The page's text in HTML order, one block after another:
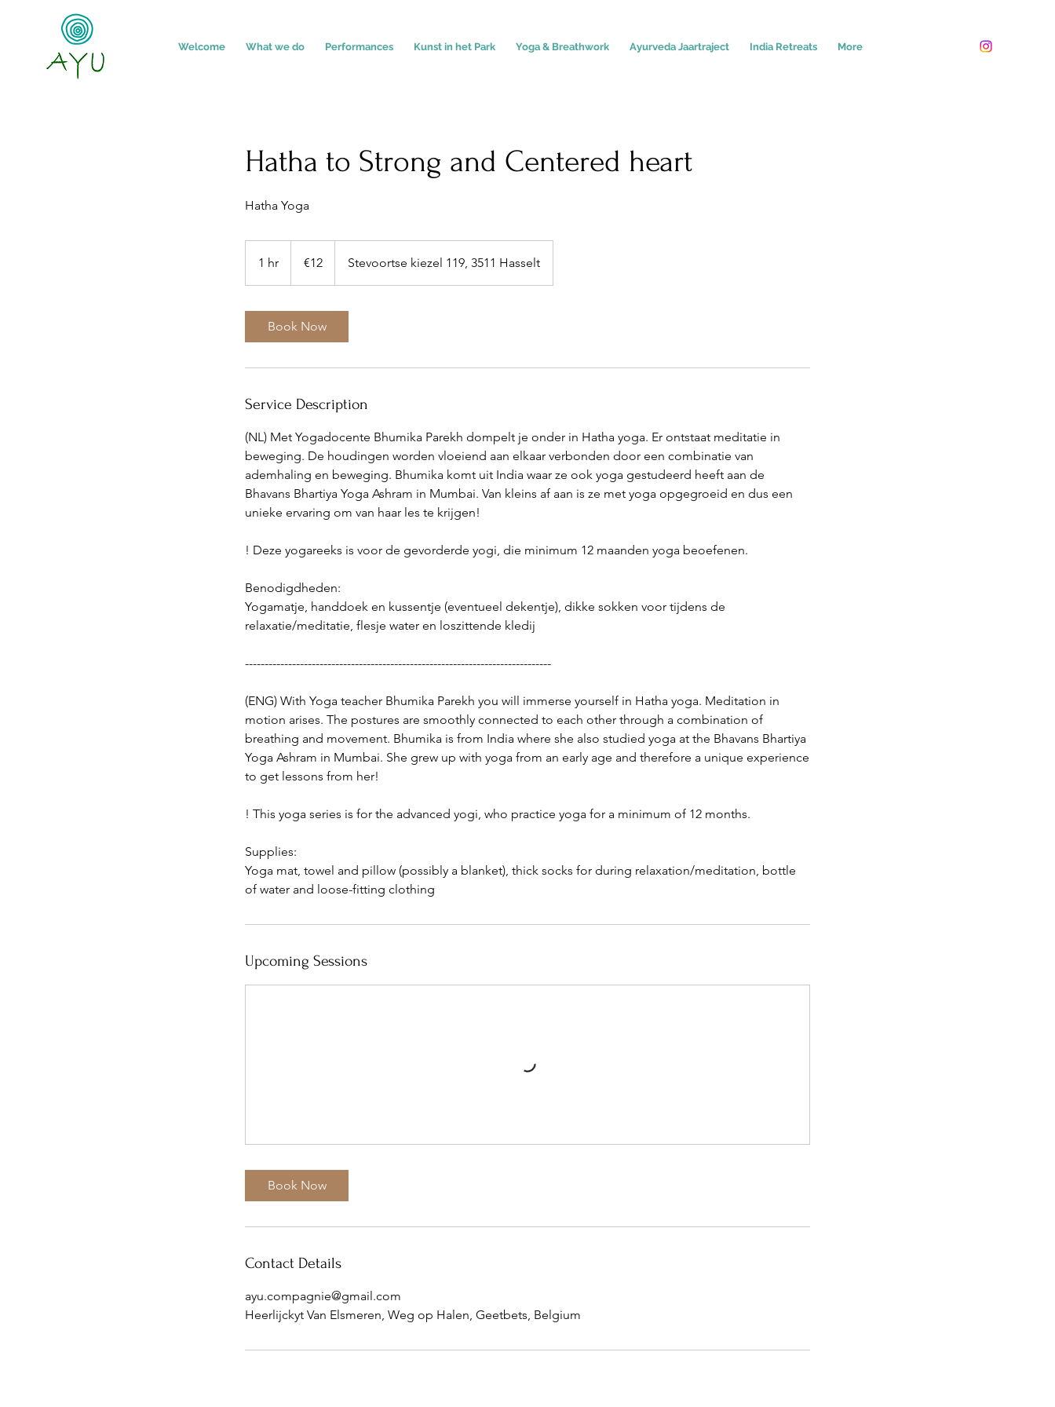
Welcome What we do Performances Kunst in het Park Yoga & Breathwork Ayurveda Jaartraject India Retreats More
Hatha to Strong and Centered heart
Hatha Yoga
1 hr
h
€12 Stevoortse kiezel 119, 3511 Hasselt
Book Now
Service Description
(NL) Met Yogadocente Bhumika Parekh dompelt je onder in Hatha yoga. Er ontstaat meditatie in
beweging. De houdingen worden vloeiend aan elkaar verbonden door een combinatie van
ademhaling en beweging. Bhumika komt uit India waar ze ook yoga gestudeerd heeft aan de
Bhavans Bhartiya Yoga Ashram in Mumbai. Van kleins af aan is ze met yoga opgegroeid en dus een
unieke ervaring om van haar les te krijgen!
! Deze yogareeks is voor de gevorderde yogi, die minimum 12 maanden yoga beoefenen.
Benodigdheden:
Yogamatje, handdoek en kussentje (eventueel dekentje), dikke sokken voor tijdens de
relaxatie/meditatie, flesje water en loszittende kledij
------------------------------------------------------------------------------
(ENG) With Yoga teacher Bhumika Parekh you will immerse yourself in Hatha yoga. Meditation in
motion arises. The postures are smoothly connected to each other through a combination of
breathing and movement. Bhumika is from India where she also studied yoga at the Bhavans Bhartiya
Yoga Ashram in Mumbai. She grew up with yoga from an early age and therefore a unique experience
to get lessons from her!
! This yoga series is for the advanced yogi, who practice yoga for a minimum of 12 months.
Supplies:
Yoga mat, towel and pillow (possibly a blanket), thick socks for during relaxation/meditation, bottle
of water and loose-fitting clothing
Upcoming Sessions
Book Now
Contact Details
ayu.compagnie@gmail.com
Heerlijckyt Van Elsmeren, Weg op Halen, Geetbets, Belgium